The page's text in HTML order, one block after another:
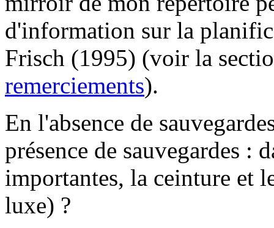
d'information sur la
Frisch (1995) (voir la
remerciements).
En l'absence de
présence de sauvegardes :
importantes, la ceinture et
luxe) ?